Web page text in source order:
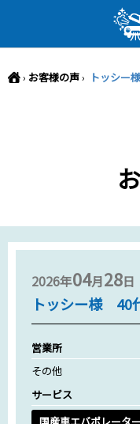
› お客様の声› トッシー
2026年04月28日
トッシー様 40
営業所
その他
サービス